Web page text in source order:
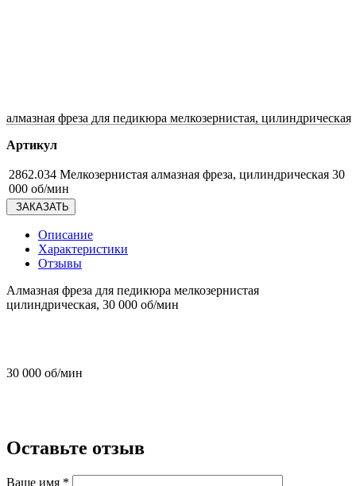
алмазная фреза для педикюра мелкозернистая, цилиндрическая
Артикул
2862.034 Мелкозернистая алмазная фреза, цилиндрическая 30
000 об/мин
ЗАКАЗАТЬ
Описание
Характеристики
Отзывы
Алмазная фреза для педикюра мелкозернистая
цилиндрическая, 30 000 об/мин
30 000 об/мин
Оставьте отзыв
Ваше имя *